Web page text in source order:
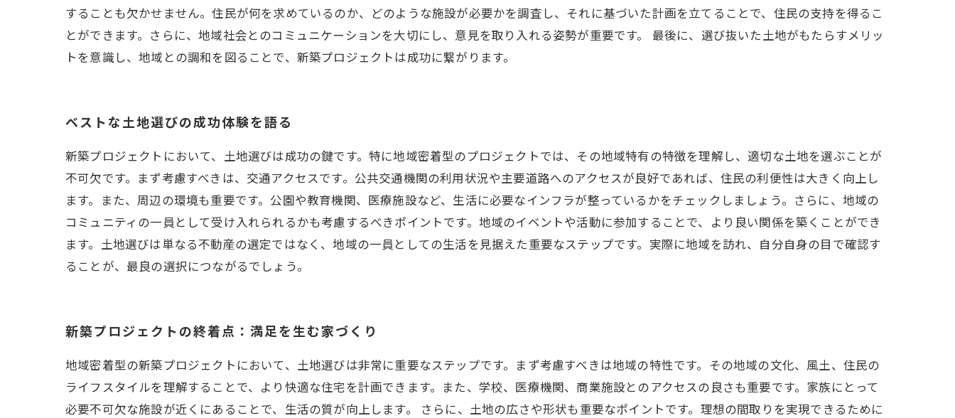
することも欠かせません。住民が何を求めているのか、どのような施設が必要かを調査し、それに基づいた計画を立てることで、住民の支持を得るこ
とができます。さらに、地域社会とのコミュニケーションを大切にし、意見を取り入れる姿勢が重要です。 最後に、選び抜いた土地がもたらすメリッ
トを意識し、地域との調和を図ることで、新築プロジェクトは成功に繋がります。
ベストな土地選びの成功体験を語る
新築プロジェクトにおいて、土地選びは成功の鍵です。特に地域密着型のプロジェクトでは、その地域特有の特徴を理解し、適切な土地を選ぶことが
不可欠です。まず考慮すべきは、交通アクセスです。公共交通機関の利用状況や主要道路へのアクセスが良好であれば、住民の利便性は大きく向上し
ます。また、周辺の環境も重要です。公園や教育機関、医療施設など、生活に必要なインフラが整っているかをチェックしましょう。さらに、地域の
コミュニティの一員として受け入れられるかも考慮するべきポイントです。地域のイベントや活動に参加することで、より良い関係を築くことができ
ます。土地選びは単なる不動産の選定ではなく、地域の一員としての生活を見据えた重要なステップです。実際に地域を訪れ、自分自身の目で確認す
ることが、最良の選択につながるでしょう。
新築プロジェクトの終着点：満足を生む家づくり
地域密着型の新築プロジェクトにおいて、土地選びは非常に重要なステップです。まず考慮すべきは地域の特性です。その地域の文化、風土、住民の
ライフスタイルを理解することで、より快適な住宅を計画できます。また、学校、医療機関、商業施設とのアクセスの良さも重要です。家族にとって
必要不可欠な施設が近くにあることで、生活の質が向上します。 さらに、土地の広さや形状も重要なポイントです。理想の間取りを実現できるために